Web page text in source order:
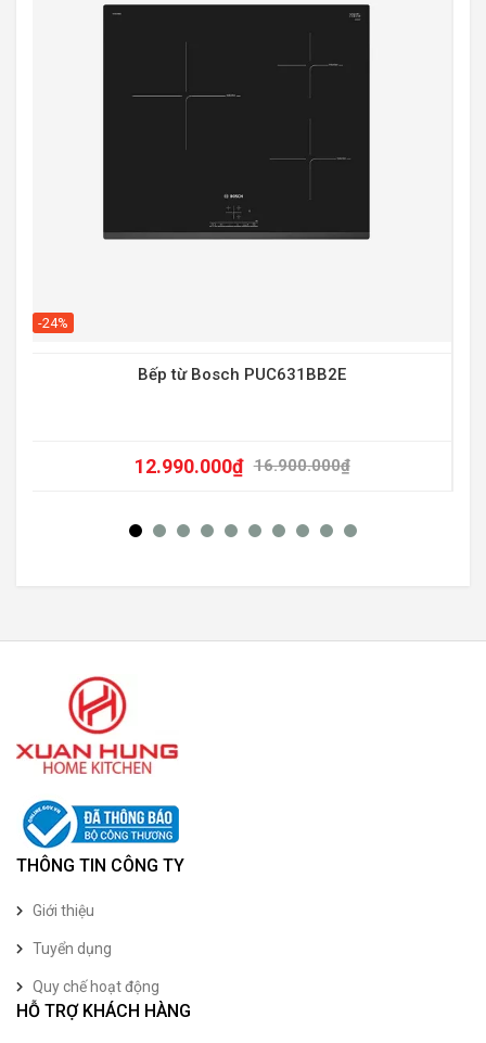
-24%
Bếp từ Bosch PUC631BB2E
16.900.000₫
12.990.000₫
THÔNG TIN CÔNG TY
Giới thiệu
Tuyển dụng
Quy chế hoạt động
HỖ TRỢ KHÁCH HÀNG